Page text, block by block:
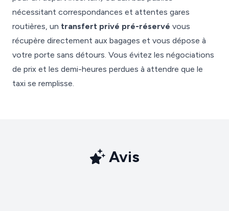
nécessitant correspondances et attentes gares
routières, un transfert privé pré-réservé vous
récupère directement aux bagages et vous dépose à
votre porte sans détours. Vous évitez les négociations
de prix et les demi-heures perdues à attendre que le
taxi se remplisse.
Avis